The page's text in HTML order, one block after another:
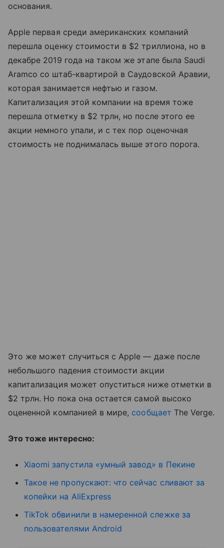
основания.
Apple первая среди американских компаний
перешла оценку стоимости в $2 триллиона, но в
декабре 2019 года на таком же этапе была Saudi
Aramco со штаб-квартирой в Саудовской Аравии,
которая занимается нефтью и газом.
Капитализация этой компании на время тоже
перешла отметку в $2 трлн, но после этого ее
акции немного упали, и с тех пор оценочная
стоимость не поднималась выше этого порога.
Это же может случиться с Apple — даже после
небольшого падения стоимости акции
капитализация может опуститься ниже отметки в
$2 трлн. Но пока она остается самой высоко
оцененной компанией в мире, сообщает The Verge.
Это тоже интересно:
Xiaomi запустила «умный завод» в Пекине
Такое не пропускают: что сейчас сливают за
копейки на AliExpress
TikTok обвинили в намеренной слежке за
пользователями Android